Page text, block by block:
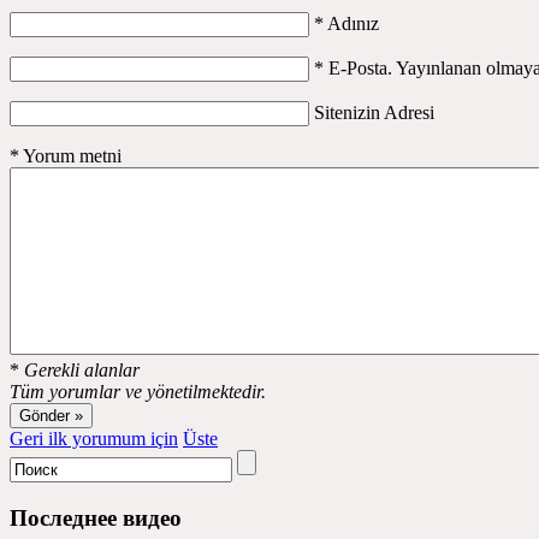
* Adınız
* E-Posta. Yayınlanan
Sitenizin Adresi
* Yorum metni
* Gerekli alanlar
Tüm yorumlar ve yönetilmektedir.
Geri ilk yorumum için Üste
Последнее видео